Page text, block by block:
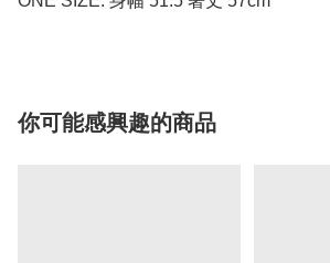
你可能感興趣的商品